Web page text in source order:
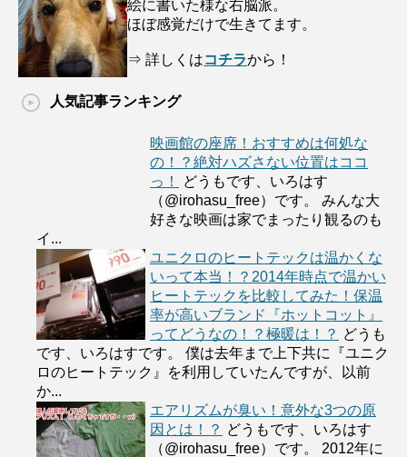
絵に書いた様な右脳派。
ほぼ感覚だけで生きてます。
⇒ 詳しくはコチラから！
人気記事ランキング
映画館の座席！おすすめは何処な
の！？絶対ハズさない位置はココ
っ！
どうもです、いろはす
（@irohasu_free）です。 みんな大
好きな映画は家でまったり観るのも
イ...
ユニクロのヒートテックは温かくな
いって本当！？2014年時点で温かい
ヒートテックを比較してみた！保温
率が高いブランド『ホットコット』
ってどうなの！？極暖は！？ どうも
です、いろはすです。 僕は去年まで上下共に『ユニク
ロのヒートテック』を利用していたんですが、以前
か...
エアリズムが臭い！意外な3つの原
因とは！？ どうもです、いろはす
（@irohasu_free）です。 2012年に